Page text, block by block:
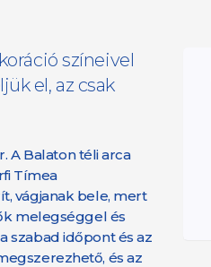
színeivel
el, az csak
A Balaton téli arca
Tímea
vágjanak bele, mert
melegséggel és
szabad időpont és az
és az